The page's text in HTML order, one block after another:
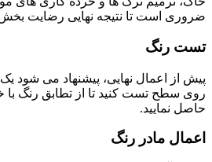
ضروری است تا نتیجه نهایی رضایت
تست رنگ
پیش از اعمال نهایی، پیشنهاد می ‌شود
روی سطح تست کنید تا از تطابق رنگ با
حاصل نمایید.
اعمال مادر رنگ